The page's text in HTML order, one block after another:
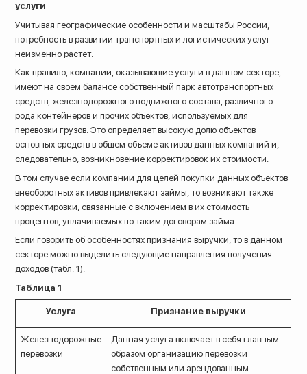
услуги
Учитывая географические особенности и масштабы России,
потребность в развитии транспортных и логистических услуг
неизменно растет.
Как правило, компании, оказывающие услуги в данном секторе,
имеют на своем балансе собственный парк автотранспортных
средств, железнодорожного подвижного состава, различного
рода контейнеров и прочих объектов, используемых для
перевозки грузов. Это определяет высокую долю объектов
основных средств в общем объеме активов данных компаний и,
следовательно, возникновение корректировок их стоимости.
В том случае если компании для целей покупки данных объектов
внеоборотных активов привлекают займы, то возникают также
корректировки, связанные с включением в их стоимость
процентов, уплачиваемых по таким договорам займа.
Если говорить об особенностях признания выручки, то в данном
секторе можно выделить следующие направления получения
доходов (табл. 1).
Таблица 1
Услуга Признание выручки
Железнодорожные
перевозки
Данная услуга включает в себя главным
образом организацию перевозки
собственным или арендованным